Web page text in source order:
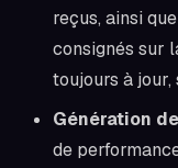
reçus, ainsi
consignés sur
toujours à jour,
Génération
de